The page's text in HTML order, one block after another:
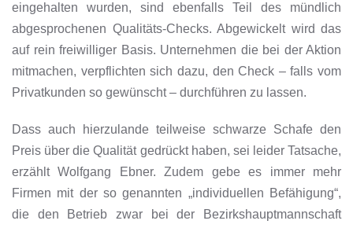
eingehalten wurden, sind ebenfalls Teil des mündlich
abgesprochenen Qualitäts-Checks. Abgewickelt wird das
auf rein freiwilliger Basis. Unternehmen die bei der Aktion
mitmachen, verpflichten sich dazu, den Check – falls vom
Privatkunden so gewünscht – durchführen zu lassen.
Dass auch hierzulande teilweise schwarze Schafe den
Preis über die Qualität gedrückt haben, sei leider Tatsache,
erzählt Wolfgang Ebner. Zudem gebe es immer mehr
Firmen mit der so genannten „individuellen Befähigung“,
die den Betrieb zwar bei der Bezirkshauptmannschaft